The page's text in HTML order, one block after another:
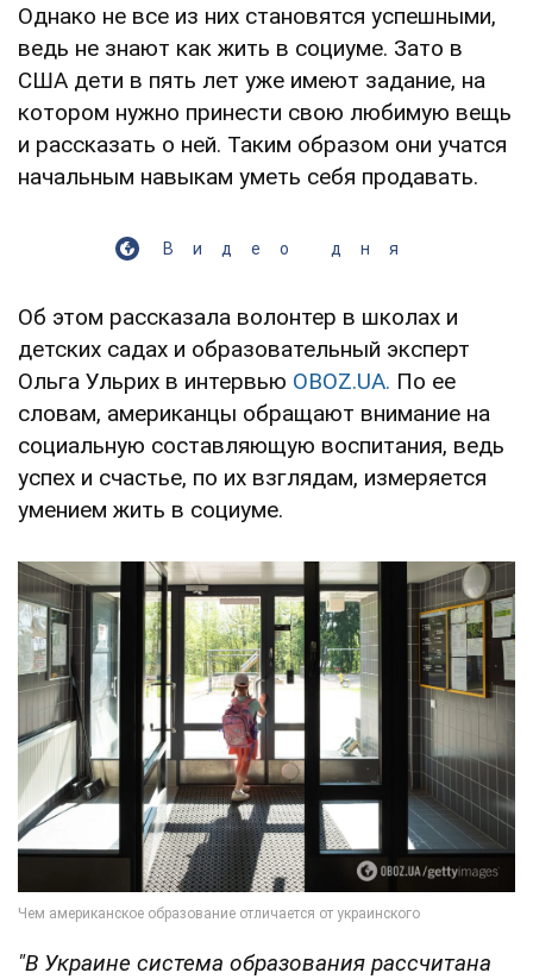
Однако не все из них становятся успешными,
ведь не знают как жить в социуме. Зато в
США дети в пять лет уже имеют задание, на
котором нужно принести свою любимую вещь
и рассказать о ней. Таким образом они учатся
начальным навыкам уметь себя продавать.
Видео дня
Об этом рассказала волонтер в школах и
детских садах и образовательный эксперт
Ольга Ульрих в интервью OBOZ.UA. По ее
словам, американцы обращают внимание на
социальную составляющую воспитания, ведь
успех и счастье, по их взглядам, измеряется
умением жить в социуме.
"В Украине система образования рассчитана